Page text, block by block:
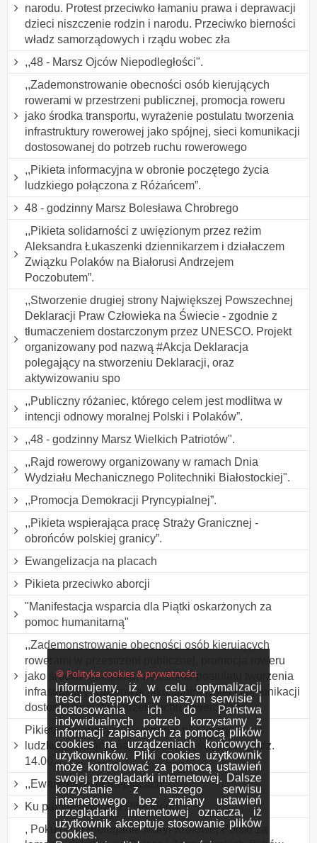
🍪 Polityka cookies & prywatności
Informujemy, iż w celu optymalizacji
treści dostępnych w naszym serwisie i
dostosowania ich do Państwa
indywidualnych potrzeb korzystamy z
informacji zapisanych za pomocą plików
cookies na urządzeniach końcowych
użytkowników. Pliki cookies użytkownik
może kontrolować za pomocą ustawień
swojej przeglądarki internetowej. Dalsze
korzystanie z naszego serwisu
internetowego bez zmiany ustawień
przeglądarki internetowej oznacza, iż
użytkownik akceptuje stosowanie plików
cookies.
narodu. Protest przeciwko łamaniu prawa i deprawacji
dzieci niszczenie rodzin i narodu. Przeciwko bierności
władz samorządowych i rządu wobec zła
,,48 - Marsz Ojców Niepodległości".
,,Zademonstrowanie obecności osób kierujących
rowerami w przestrzeni publicznej, promocja roweru
jako środka transportu, wyrażenie postulatu tworzenia
infrastruktury rowerowej jako spójnej, sieci komunikacji
dostosowanej do potrzeb ruchu rowerowego
,,Pikieta informacyjna w obronie poczętego życia
ludzkiego połączona z Różańcem”.
48 - godzinny Marsz Bolesława Chrobrego
,,Pikieta solidarności z uwięzionym przez reżim
Aleksandra Łukaszenki dziennikarzem i działaczem
Związku Polaków na Białorusi Andrzejem
Poczobutem”.
,,Stworzenie drugiej strony Największej Powszechnej
Deklaracji Praw Człowieka na Świecie - zgodnie z
tłumaczeniem dostarczonym przez UNESCO. Projekt
organizowany pod nazwą #Akcja Deklaracja
polegający na stworzeniu Deklaracji, oraz
aktywizowaniu spo
,,Publiczny różaniec, którego celem jest modlitwa w
intencji odnowy moralnej Polski i Polaków”.
,,48 - godzinny Marsz Wielkich Patriotów".
,,Rajd rowerowy organizowany w ramach Dnia
Wydziału Mechanicznego Politechniki Białostockiej".
,,Promocja Demokracji Pryncypialnej”.
,,Pikieta wspierająca pracę Straży Granicznej -
obrońców polskiej granicy”.
Ewangelizacja na placach
Pikieta przeciwko aborcji
"Manifestacja wsparcia dla Piątki oskarżonych za
pomoc humanitarną"
,,Zademonstrowanie obecności osób kierujących
rowerami w przestrzeni publicznej, promocja roweru
jako środka transportu, wyrażenie postulatu tworzenia
infrastruktury rowerowej jako spójnej, sieci komunikacji
dostosowanej do potrzeb ruchu rowerowego
Pikieta informacyjna w obronie poczętego życia
ludzkiego połączona z Różańcem św. około godz.
14.00.
,,Ewangelizacja na placach”.
Ku pamięci Witolda Pileckiego.
, Pokutne przebłaganie Maryi Królowej Polski za